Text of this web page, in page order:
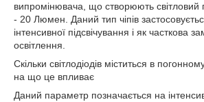
випромінювача, що створюють світловий
- 20 Люмен. Даний тип чіпів
інтенсивної підсвічування і як часткова
освітлення.
Скільки світлодіодів міститься в
на що це впливає
Даний параметр позначається на